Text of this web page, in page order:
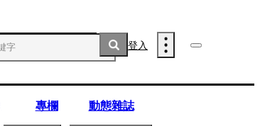
登入
專欄
動態雜誌